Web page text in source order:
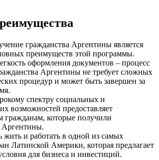
гражданства Аргентины является
преимуществ этой программы.
оформления документов – процесс
Аргентины не требует сложных
процедур и может быть завершен за
спектру социальных и
возможностей предоставляет
гражданам, которые получили
Аргентины.
жить и работать в одной из самых
Латинской Америки, которая предлагает
для бизнеса и инвестиций.